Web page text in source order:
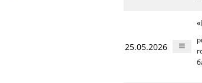
25.05.2026